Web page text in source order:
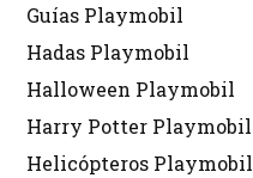
Guías Playmobil
Hadas Playmobil
Halloween Playmobil
Harry Potter Playmobil
Helicópteros Playmobil